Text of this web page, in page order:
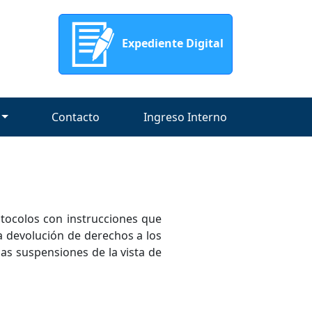
Expediente Digital
Contacto Ingreso Interno
con instrucciones que
de derechos a los
suspensiones de la vista de